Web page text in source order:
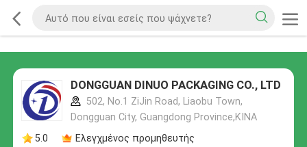
DONGGUAN DINUO PACKAGING CO., LTD
502, No.1 ZiJin Road, Liaobu Town,
Dongguan City, Guangdong Province,ΚΙΝΑ
5.0
Ελεγχμένος προμηθευτής